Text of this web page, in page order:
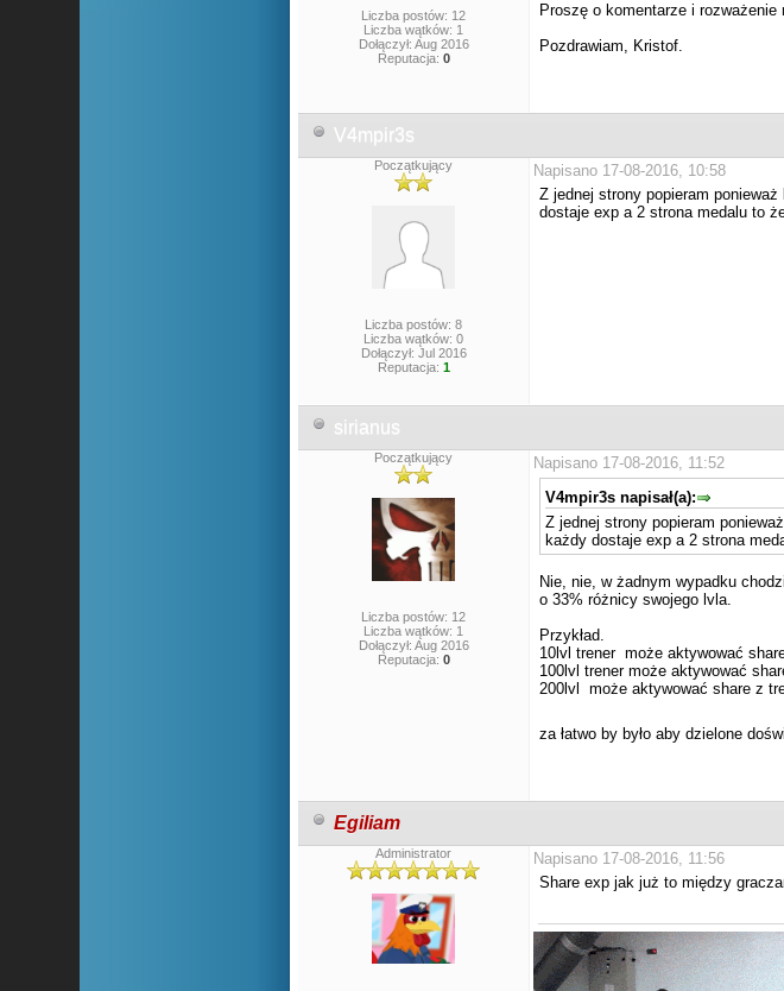
Liczba postów: 12
Liczba wątków: 1
Dołączył: Aug 2016
Reputacja: 0
Proszę o komentarze i
Pozdrawiam, Kristof.
V4mpir3s
Początkujący
Liczba postów: 8
Liczba wątków: 0
Dołączył: Jul 2016
Reputacja: 1
Napisano 17-08-2016, 10:58
Z jednej strony popieram
dostaje exp a 2 strona medalu to
sirianus
Początkujący
Liczba postów: 12
Liczba wątków: 1
Dołączył: Aug 2016
Reputacja: 0
Napisano 17-08-2016, 11:52
V4mpir3s napisał(a):
Z jednej strony popieram
każdy dostaje exp a 2 strona
Nie, nie, w żadnym wypadku
o 33% różnicy swojego lvla.
Przykład.
10lvl trener może aktywować
100lvl trener może aktywować
200lvl może aktywować share z
za łatwo by było aby dzielone
Egiliam
Administrator
Napisano 17-08-2016, 11:56
Share exp jak już to między